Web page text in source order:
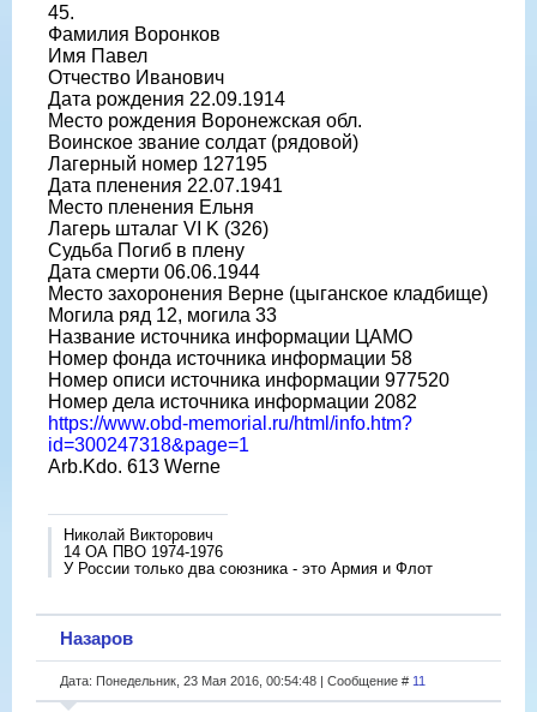
45.
Фамилия Воронков
Имя Павел
Отчество Иванович
Дата рождения 22.09.1914
Место рождения Воронежская обл.
Воинское звание солдат (рядовой)
Лагерный номер 127195
Дата пленения 22.07.1941
Место пленения Ельня
Лагерь шталаг VI K (326)
Судьба Погиб в плену
Дата смерти 06.06.1944
Место захоронения Верне (цыганское кладбище)
Могила ряд 12, могила 33
Название источника информации ЦАМО
Номер фонда источника информации 58
Номер описи источника информации 977520
Номер дела источника информации 2082
https://www.obd-memorial.ru/html/info.htm?
id=300247318&page=1
Arb.Kdo. 613 Werne
Николай Викторович
14 ОА ПВО 1974-1976
У России только два союзника - это Армия и Флот
Назаров
Дата: Понедельник, 23 Мая 2016, 00:54:48 | Сообщение # 11